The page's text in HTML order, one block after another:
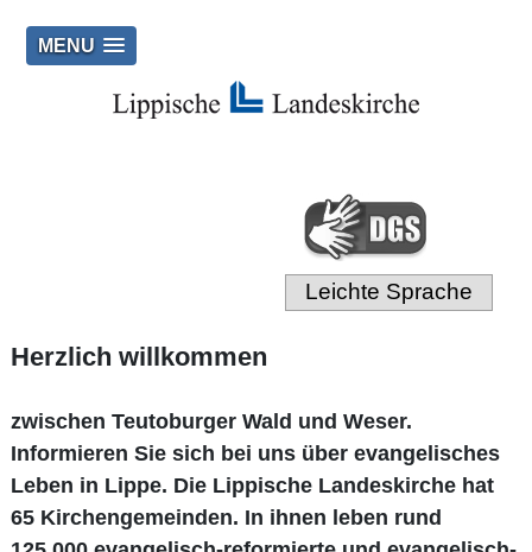
MENU
Leichte Sprache
Herzlich willkommen
zwischen Teutoburger Wald und Weser.
Informieren Sie sich bei uns über evangelisches
Leben in Lippe. Die Lippische Landeskirche hat
65 Kirchengemeinden. In ihnen leben rund